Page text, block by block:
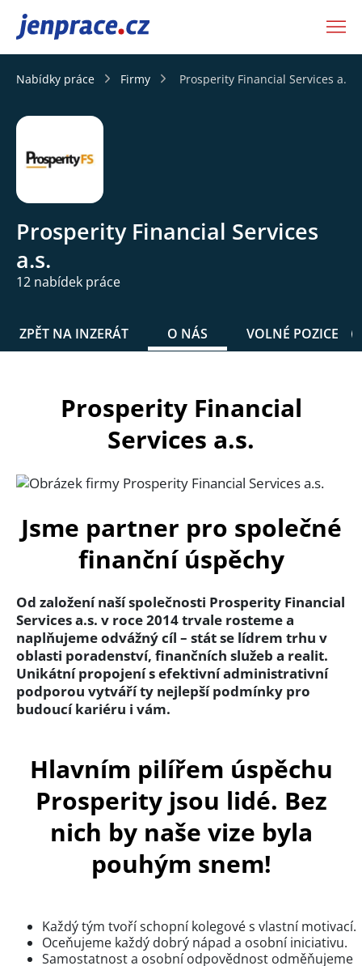
JenPráce.cz
Nabídky práce Firmy Prosperity Financial Services a.s.
Prosperity Financial Services
a.s.
12 nabídek práce
ZPĚT NA INZERÁT O NÁS VOLNÉ POZICE
Prosperity Financial
Services a.s.
Jsme partner pro společné
finanční úspěchy
Od založení naší společnosti Prosperity Financial
Services a.s. v roce 2014 trvale rosteme a
naplňujeme odvážný cíl – stát se lídrem trhu v
oblasti poradenství, finančních služeb a realit.
Unikátní propojení s efektivní administrativní
podporou vytváří ty nejlepší podmínky pro
budoucí kariéru i vám.
Hlavním pilířem úspěchu
Prosperity jsou lidé. Bez
nich by naše vize byla
pouhým snem!
Každý tým tvoří schopní kolegové s vlastní motivací.
Oceňujeme každý dobrý nápad a osobní iniciativu.
Samostatnost a osobní odpovědnost odměňujeme